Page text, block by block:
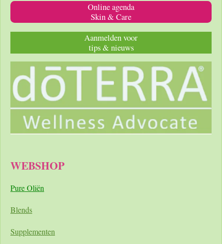
Online agenda
Skin & Care
Aanmelden voor
tips & nieuws
WEBSHOP
Pure Oliën
Blends
Supplementen